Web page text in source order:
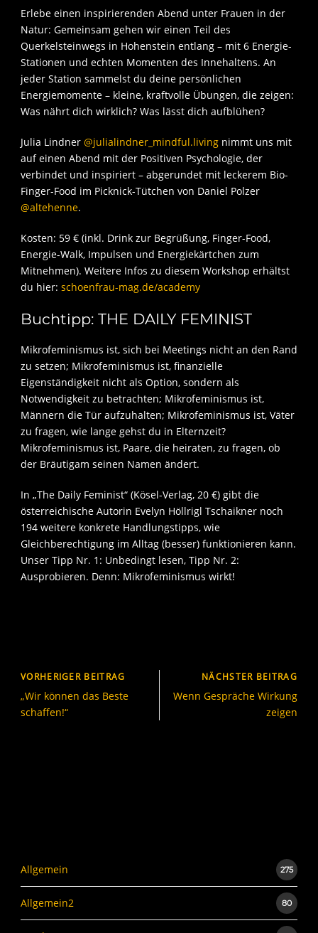
Erlebe einen inspirierenden Abend unter Frauen in der
Natur: Gemeinsam gehen wir einen Teil des
Querkelsteinwegs in Hohenstein entlang – mit 6 Energie-
Stationen und echten Momenten des Innehaltens. An
jeder Station sammelst du deine persönlichen
Energiemomente – kleine, kraftvolle Übungen, die zeigen:
Was nährt dich wirklich? Was lässt dich aufblühen?
Julia Lindner @julialindner_mindful.living nimmt uns mit
auf einen Abend mit der Positiven Psychologie, der
verbindet und inspiriert – abgerundet mit leckerem Bio-
Finger-Food im Picknick-Tütchen von Daniel Polzer
@altehenne.
Kosten: 59 € (inkl. Drink zur Begrüßung, Finger-Food,
Energie-Walk, Impulsen und Energiekärtchen zum
Mitnehmen). Weitere Infos zu diesem Workshop erhältst
du hier: schoenfrau-mag.de/academy
Buchtipp: THE DAILY FEMINIST
Mikrofeminismus ist, sich bei Meetings nicht an den Rand
zu setzen; Mikrofeminismus ist, finanzielle
Eigenständigkeit nicht als Option, sondern als
Notwendigkeit zu betrachten; Mikrofeminismus ist,
Männern die Tür aufzuhalten; Mikrofeminismus ist, Väter
zu fragen, wie lange gehst du in Elternzeit?
Mikrofeminismus ist, Paare, die heiraten, zu fragen, ob
der Bräutigam seinen Namen ändert.
In „The Daily Feminist“ (Kösel-Verlag, 20 €) gibt die
österreichische Autorin Evelyn Höllrigl Tschaikner noch
194 weitere konkrete Handlungstipps, wie
Gleichberechtigung im Alltag (besser) funktionieren kann.
Unser Tipp Nr. 1: Unbedingt lesen, Tipp Nr. 2:
Ausprobieren. Denn: Mikrofeminismus wirkt!
VORHERIGER BEITRAG
„Wir können das Beste
schaffen!“
NÄCHSTER BEITRAG
Wenn Gespräche Wirkung
zeigen
Allgemein 275
Allgemein2 80